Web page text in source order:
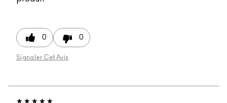
0 0
Signaler Cet Avis